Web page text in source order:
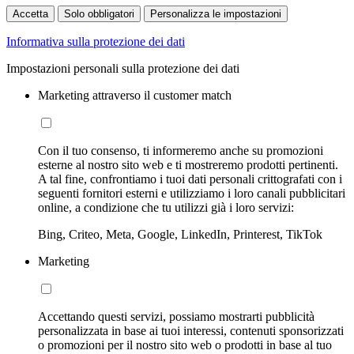
Accetta Solo obbligatori Personalizza le impostazioni
Informativa sulla protezione dei dati
Impostazioni personali sulla protezione dei dati
Marketing attraverso il customer match
Con il tuo consenso, ti informeremo anche su promozioni
esterne al nostro sito web e ti mostreremo prodotti pertinenti.
A tal fine, confrontiamo i tuoi dati personali crittografati con i
seguenti fornitori esterni e utilizziamo i loro canali pubblicitari
online, a condizione che tu utilizzi già i loro servizi:
Bing, Criteo, Meta, Google, LinkedIn, Printerest, TikTok
Marketing
Accettando questi servizi, possiamo mostrarti pubblicità
personalizzata in base ai tuoi interessi, contenuti sponsorizzati
o promozioni per il nostro sito web o prodotti in base al tuo